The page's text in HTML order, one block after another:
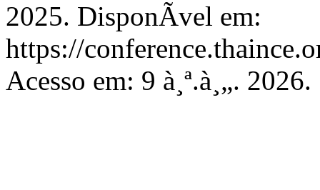
2025. DisponÃ­vel em:
https://
Acesso em: 9 à¸ª.à¸„. 2026.